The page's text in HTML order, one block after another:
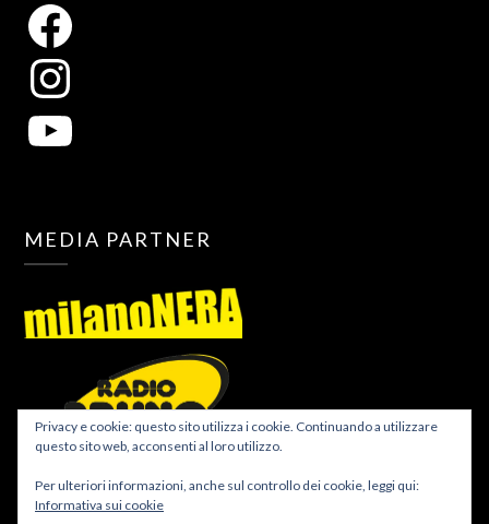
MEDIA PARTNER
Privacy e cookie: questo sito utilizza i cookie. Continuando a utilizzare
questo sito web, acconsenti al loro utilizzo.
Per ulteriori informazioni, anche sul controllo dei cookie, leggi qui:
Informativa sui cookie